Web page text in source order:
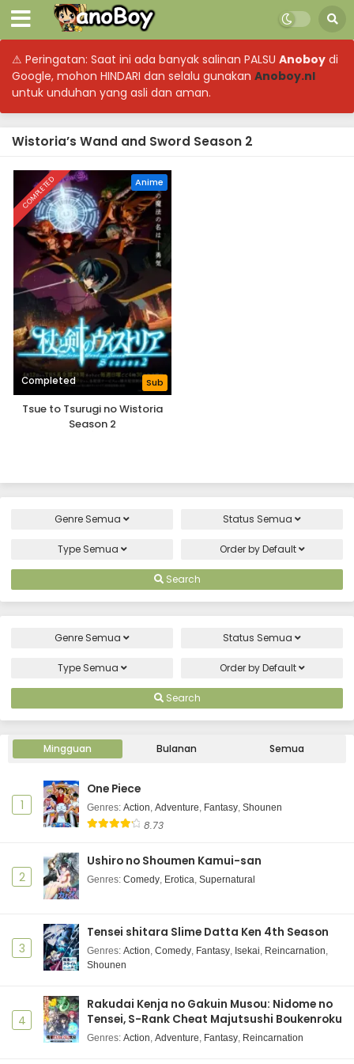
⚠ Peringatan: Saat ini ada banyak salinan PALSU Anoboy di
Google, mohon HINDARI dan selalu gunakan Anoboy.nl
untuk unduhan yang asli dan aman.
Wistoria’s Wand and Sword Season 2
COMPLETED Anime
Completed Sub
Tsue to Tsurugi no Wistoria
Season 2
Genre Semua Status Semua
Type Semua Order byDefault
Search
Genre Semua Status Semua
Type Semua Order byDefault
Search
Mingguan Bulanan Semua
1
One Piece
Genres: Action, Adventure, Fantasy, Shounen
8.73
2
Ushiro no Shoumen Kamui-san
Genres: Comedy, Erotica, Supernatural
3
Tensei shitara Slime Datta Ken 4th Season
Genres: Action, Comedy, Fantasy, Isekai, Reincarnation,
Shounen
4
Rakudai Kenja no Gakuin Musou: Nidome no
Tensei, S-Rank Cheat Majutsushi Boukenroku
Genres: Action, Adventure, Fantasy, Reincarnation